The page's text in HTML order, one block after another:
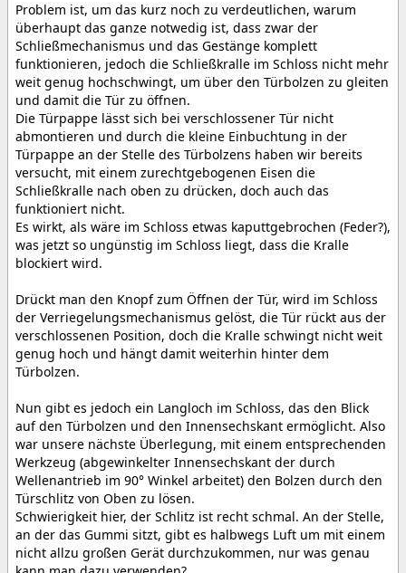
Problem ist, um das kurz noch zu verdeutlichen, warum
überhaupt das ganze notwedig ist, dass zwar der
Schließmechanismus und das Gestänge komplett
funktionieren, jedoch die Schließkralle im Schloss nicht mehr
weit genug hochschwingt, um über den Türbolzen zu gleiten
und damit die Tür zu öffnen.
Die Türpappe lässt sich bei verschlossener Tür nicht
abmontieren und durch die kleine Einbuchtung in der
Türpappe an der Stelle des Türbolzens haben wir bereits
versucht, mit einem zurechtgebogenen Eisen die
Schließkralle nach oben zu drücken, doch auch das
funktioniert nicht.
Es wirkt, als wäre im Schloss etwas kaputtgebrochen (Feder?),
was jetzt so ungünstig im Schloss liegt, dass die Kralle
blockiert wird.
Drückt man den Knopf zum Öffnen der Tür, wird im Schloss
der Verriegelungsmechanismus gelöst, die Tür rückt aus der
verschlossenen Position, doch die Kralle schwingt nicht weit
genug hoch und hängt damit weiterhin hinter dem
Türbolzen.
Nun gibt es jedoch ein Langloch im Schloss, das den Blick
auf den Türbolzen und den Innensechskant ermöglicht. Also
war unsere nächste Überlegung, mit einem entsprechenden
Werkzeug (abgewinkelter Innensechskant der durch
Wellenantrieb im 90° Winkel arbeitet) den Bolzen durch den
Türschlitz von Oben zu lösen.
Schwierigkeit hier, der Schlitz ist recht schmal. An der Stelle,
an der das Gummi sitzt, gibt es halbwegs Luft um mit einem
nicht allzu großen Gerät durchzukommen, nur was genau